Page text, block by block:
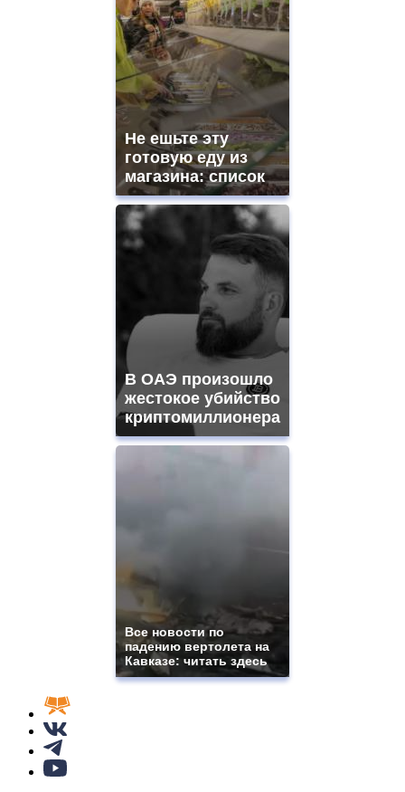
Не ешьте эту
готовую еду из
магазина: список
В ОАЭ произошло
жестокое убийство
криптомиллионера
Все новости по
падению вертолета на
Кавказе: читать здесь